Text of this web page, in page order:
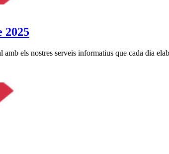
2025
els nostres serveis informatius que cada dia